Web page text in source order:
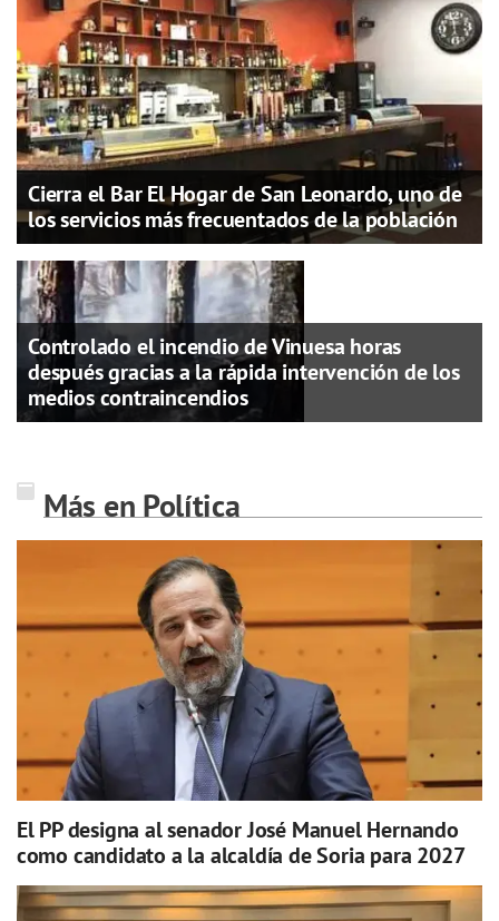
Cierra el Bar El Hogar de San Leonardo, uno de
los servicios más frecuentados de la población
Controlado el incendio de Vinuesa horas
después gracias a la rápida intervención de los
medios contraincendios
Más en Política
El PP designa al senador José Manuel Hernando
como candidato a la alcaldía de Soria para 2027